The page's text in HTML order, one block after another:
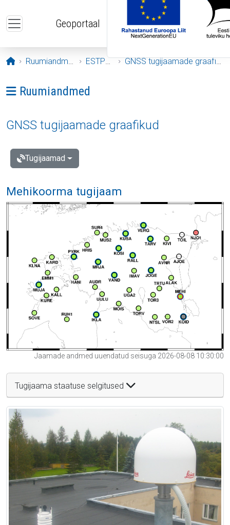
Geoportaal
Avaleht
Ruumiandmed ESTPOS GNSS tugijaamade graafikud
Ava menüü: Ruumiandmed
Ruumiandmed
GNSS tugijaamade graafikud
Tugijaamad
Mehikoorma tugijaam
Jaamade andmed uuendatud seisuga 2026-08-08 10:30:00
Tugijaama staatuse selgitused